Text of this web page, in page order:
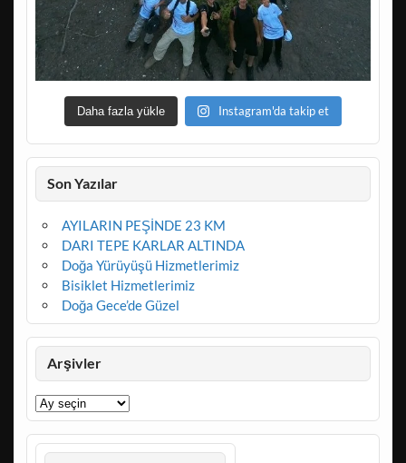
Daha fazla yükle Instagram'da takip et
Son Yazılar
AYILARIN PEŞİNDE 23 KM
DARI TEPE KARLAR ALTINDA
Doğa Yürüyüşü Hizmetlerimiz
Bisiklet Hizmetlerimiz
Doğa Gece’de Güzel
Arşivler
Arşivler